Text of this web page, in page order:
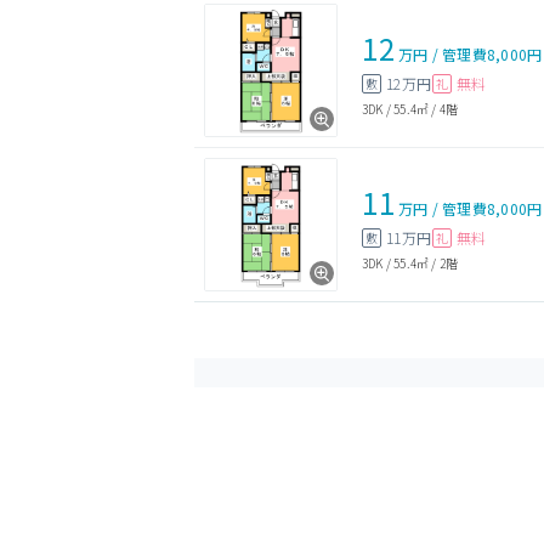
12 万円 /管理費8,000円
敷 12万円 礼 無料
3DK /55.4㎡ / 4階
11 万円 /管理費8,000円
敷 11万円 礼 無料
3DK /55.4㎡ / 2階